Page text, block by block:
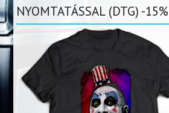
NYOMTATÁSSAL (DTG) -15%